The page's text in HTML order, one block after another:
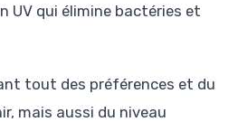
UV qui élimine bactéries et
tout des préférences et du
mais aussi du niveau